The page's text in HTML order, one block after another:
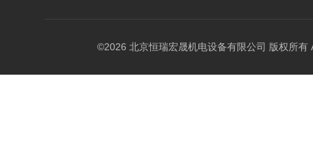
©2026 北京恒瑞宏晟机电设备有限公司 版权所有